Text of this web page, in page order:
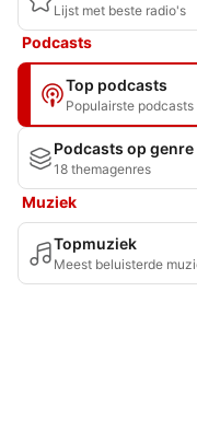
Lijst met beste radio's
Podcasts
Top podcasts
Populairste podcasts
Podcasts op genre
18 themagenres
Muziek
Topmuziek
Meest beluisterde